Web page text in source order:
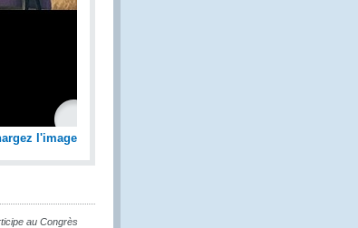
l'image
au Congrès